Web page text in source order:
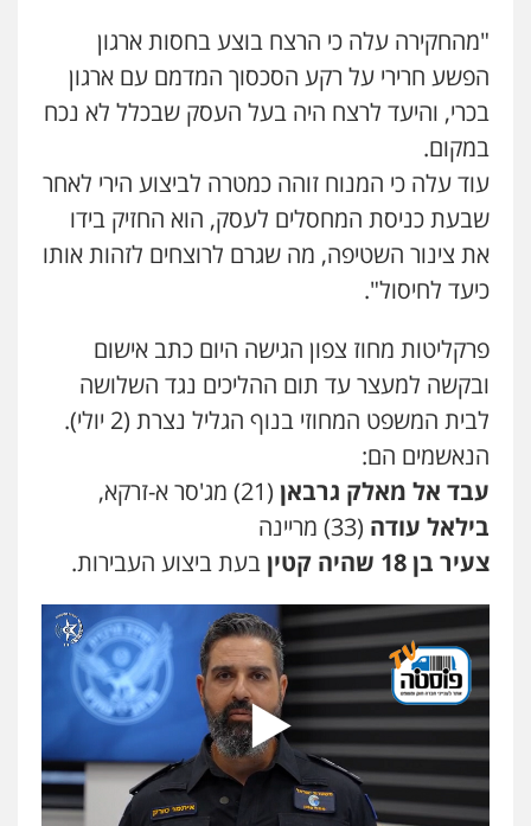
עו"ד זקי אלעברה
פלילי פשיעה חמורה עורכי דין לענייני אסירים
0559600005
עו"ד עינב יתח
פלילי פשיעה חמורה עורכי דין לענייני
אסירים צבאי
0546364651
פלילי פשיעה חמורה עורכי דין לענייני
אסירים סמים
0542068898
אייל בן שושן, עורך דין פלילי
פלילי מעצרים וחקירות
נוער רישום פלילי
0522763105
פלילי צווארון לבן תעבורה אסירים מעצרים
וחקירות
0506277425
עו"ד מאור שגב
פלילי פשיעה חמורה מעצרים וחקירות
0546680127
"מהחקירה עלה כי הרצח בוצע בחסות ארגון
הפשע חרירי על רקע הסכסוך המדמם עם ארגון
בכרי, והיעד לרצח היה בעל העסק שבכלל לא נכח
במקום.
עוד עלה כי המנוח זוהה כמטרה לביצוע הירי לאחר
שבעת כניסת המחסלים לעסק, הוא החזיק בידו
את צינור השטיפה, מה שגרם לרוצחים לזהות אותו
כיעד לחיסול".
פרקליטות מחוז צפון הגישה היום כתב אישום
ובקשה למעצר עד תום ההליכים נגד השלושה
לבית המשפט המחוזי בנוף הגליל נצרת (2 יולי).
הנאשמים הם:
עבד אל מאלק גרבאן (21) מג'סר א-זרקא,
בילאל עודה (33) מריינה
צעיר בן 18 שהיה קטין
בעת ביצוע העבירות.